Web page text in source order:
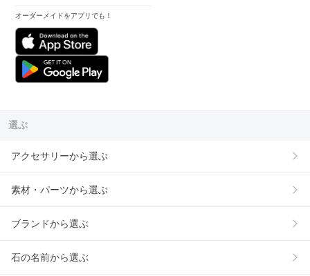
オーダーメイドをアプリでも！
選ぶ
アクセサリーから選ぶ
素材・パーツから選ぶ
ブランドから選ぶ
石の名前から選ぶ